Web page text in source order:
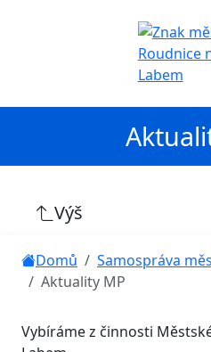
Výš
Domů Samospráva
Aktuality MP
Vybíráme z činnosti